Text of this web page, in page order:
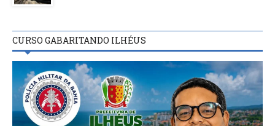
CURSO GABARITANDO ILHÉUS